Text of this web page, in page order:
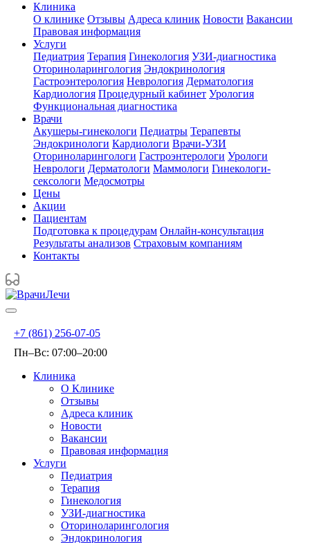
Клиника
О клинике Отзывы Адреса клиник Новости Вакансии
Правовая информация
Услуги
Педиатрия Терапия Гинекология УЗИ-диагностика
Оториноларингология Эндокринология
Гастроэнтерология Неврология Дерматология
Кардиология Процедурный кабинет Урология
Функциональная диагностика
Врачи
Акушеры-гинекологи Педиатры Терапевты
Эндокринологи Кардиологи Врачи-УЗИ
Оториноларингологи Гастроэнтерологи Урологи
Неврологи Дерматологи Маммологи Гинекологи-
сексологи Медосмотры
Цены
Акции
Пациентам
Подготовка к процедурам Онлайн-консультация
Результаты анализов Страховым компаниям
Контакты
+7 (861) 256-07-05
Пн–Вс: 07:00–20:00
Клиника
О Клинике
Отзывы
Адреса клиник
Новости
Вакансии
Правовая информация
Услуги
Педиатрия
Терапия
Гинекология
УЗИ-диагностика
Оториноларингология
Эндокринология